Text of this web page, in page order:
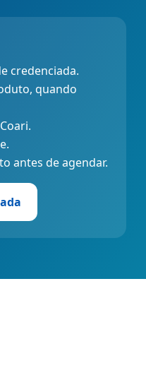
credenciada.
quando
antes de agendar.